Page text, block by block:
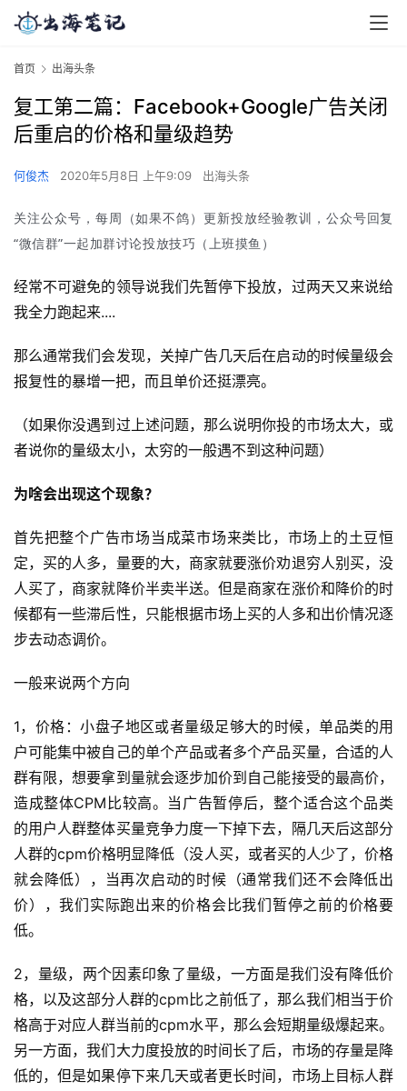
首页 出海头条
复工第二篇：Facebook+Google广告关闭
后重启的价格和量级趋势
何俊杰 2020年5月8日 上午9:09 出海头条
关注公众号，每周（如果不鸽）更新投放经验教训，公众号回复
“微信群”一起加群讨论投放技巧（上班摸鱼）
经常不可避免的领导说我们先暂停下投放，过两天又来说给
我全力跑起来....
那么通常我们会发现，关掉广告几天后在启动的时候量级会
报复性的暴增一把，而且单价还挺漂亮。
（如果你没遇到过上述问题，那么说明你投的市场太大，或
者说你的量级太小，太穷的一般遇不到这种问题）
为啥会出现这个现象？
首先把整个广告市场当成菜市场来类比，市场上的土豆恒
定，买的人多，量要的大，商家就要涨价劝退穷人别买，没
人买了，商家就降价半卖半送。但是商家在涨价和降价的时
候都有一些滞后性，只能根据市场上买的人多和出价情况逐
步去动态调价。
一般来说两个方向
1，价格：小盘子地区或者量级足够大的时候，单品类的用
户可能集中被自己的单个产品或者多个产品买量，合适的人
群有限，想要拿到量就会逐步加价到自己能接受的最高价，
造成整体CPM比较高。当广告暂停后，整个适合这个品类
的用户人群整体买量竞争力度一下掉下去，隔几天后这部分
人群的cpm价格明显降低（没人买，或者买的人少了，价格
就会降低），当再次启动的时候（通常我们还不会降低出
价），我们实际跑出来的价格会比我们暂停之前的价格要
低。
2，量级，两个因素印象了量级，一方面是我们没有降低价
格，以及这部分人群的cpm比之前低了，那么我们相当于价
格高于对应人群当前的cpm水平，那么会短期量级爆起来。
另一方面，我们大力度投放的时间长了后，市场的存量是降
低的，但是如果停下来几天或者更长时间，市场上目标人群